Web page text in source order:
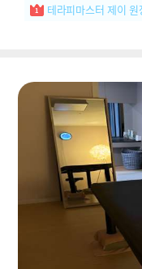
테라피마스터 제이 원